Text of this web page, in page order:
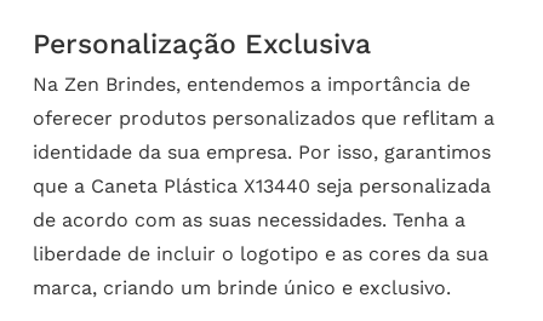
Personalização Exclusiva
Na Zen Brindes, entendemos a importância de
oferecer produtos personalizados que reflitam a
identidade da sua empresa. Por isso, garantimos
que a Caneta Plástica X13440 seja personalizada
de acordo com as suas necessidades. Tenha a
liberdade de incluir o logotipo e as cores da sua
marca, criando um brinde único e exclusivo.